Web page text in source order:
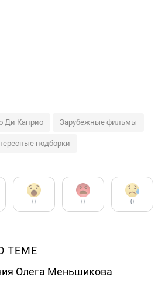
Ди Каприо Зарубежные фильмы
подборки
0 0 0
ТЕМЕ
Олега Меньшикова